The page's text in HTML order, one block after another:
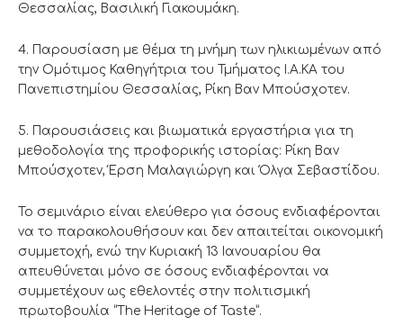
Θεσσαλίας, Βασιλική Γιακουμάκη.
4. Παρουσίαση με θέμα τη μνήμη των ηλικιωμένων από
την Ομότιμος Καθηγήτρια του Τμήματος Ι.Α.ΚΑ του
Πανεπιστημίου Θεσσαλίας, Ρίκη Βαν Μπούσχοτεν.
5. Παρουσιάσεις και βιωματικά εργαστήρια για τη
μεθοδολογία της προφορικής ιστορίας: Ρίκη Βαν
Μπούσχοτεν, Έρση Μαλαγιώργη και Όλγα Σεβαστίδου.
Το σεμινάριο είναι ελεύθερο για όσους ενδιαφέρονται
να το παρακολουθήσουν και δεν απαιτείται οικονομική
συμμετοχή, ενώ την Κυριακή 13 Ιανουαρίου θα
απευθύνεται μόνο σε όσους ενδιαφέρονται να
συμμετέχουν ως εθελοντές στην πολιτισμική
πρωτοβουλία “The Heritage of Taste”.